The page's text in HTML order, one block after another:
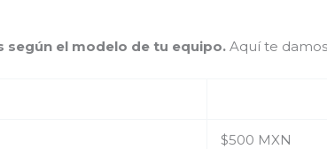
según el modelo de tu equipo. Aquí te
$500 MXN